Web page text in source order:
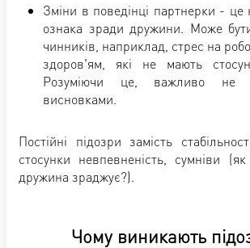
Зміни в поведінці партнерки - це
ознака зради дружини. Може
чинників, наприклад, стрес на
здоров'ям, які не мають
Розуміючи це, важливо не
висновками.
Постійні підозри замість
стосунки невпевненість, сумніви
дружина зраджує?).
Чому виникають